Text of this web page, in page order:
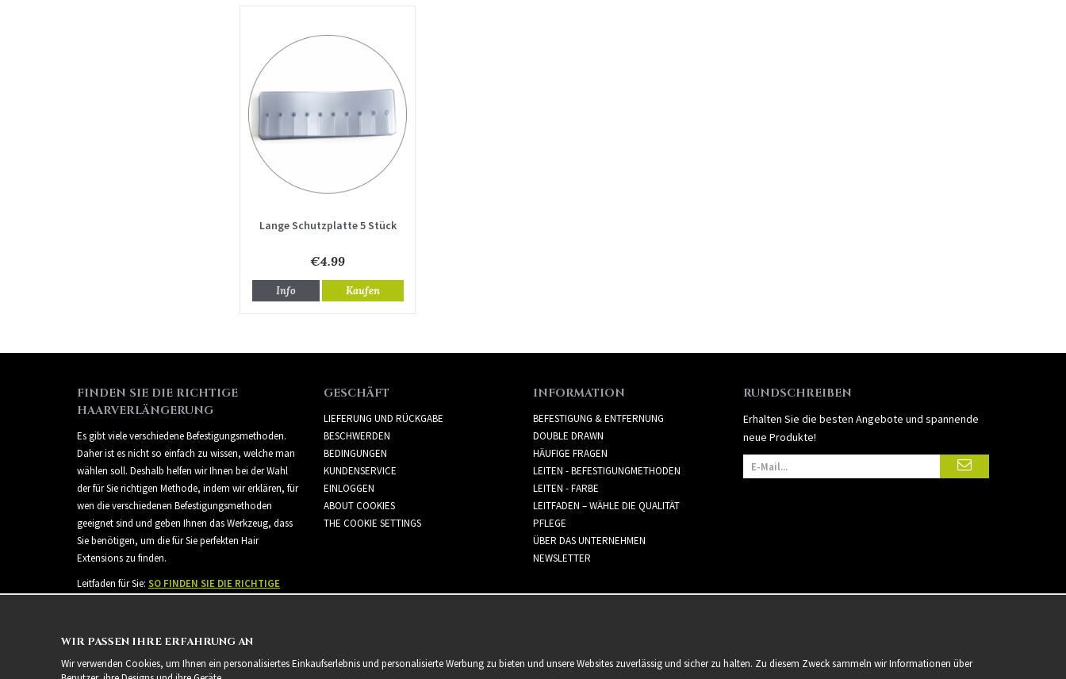
Lange Schutzplatte 5 Stück
€4.99
Info Kaufen
FINDEN SIE DIE RICHTIGE
HAARVERLÄNGERUNG
Es gibt viele verschiedene Befestigungsmethoden.
Daher ist es nicht so einfach zu wissen, welche man
wählen soll. Deshalb helfen wir Ihnen bei der Wahl
der für Sie richtigen Methode, indem wir erklären, für
wen die verschiedenen Befestigungsmethoden
geeignet sind und geben Ihnen das Werkzeug, dass
Sie benötigen, um die für Sie perfekten Hair
Extensions zu finden.
Leitfaden für Sie: SO FINDEN SIE DIE RICHTIGE
GESCHÄFT
LIEFERUNG UND RÜCKGABE
BESCHWERDEN
BEDINGUNGEN
KUNDENSERVICE
EINLOGGEN
ABOUT COOKIES
THE COOKIE SETTINGS
INFORMATION
BEFESTIGUNG & ENTFERNUNG
DOUBLE DRAWN
HÄUFIGE FRAGEN
LEITEN - BEFESTIGUNGMETHODEN
LEITEN - FARBE
LEITFADEN – WÄHLE DIE QUALITÄT
PFLEGE
ÜBER DAS UNTERNEHMEN
NEWSLETTER
RUNDSCHREIBEN
Erhalten Sie die besten Angebote und spannende
neue Produkte!
WIR PASSEN IHRE ERFAHRUNG AN
Wir verwenden Cookies, um Ihnen ein personalisiertes Einkaufserlebnis und personalisierte Werbung zu bieten und unsere Websites zuverlässig und sicher zu halten. Zu diesem Zweck sammeln wir Informationen über